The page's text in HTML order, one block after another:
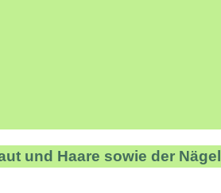
und Haare sowie der Nägel